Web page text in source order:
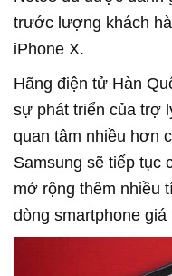
trước lượng khách
iPhone X.
Hãng điện tử Hàn
sự phát triển của trợ
quan tâm nhiều hơn
Samsung sẽ tiếp tục
mở rộng thêm nhiều
dòng smartphone giá